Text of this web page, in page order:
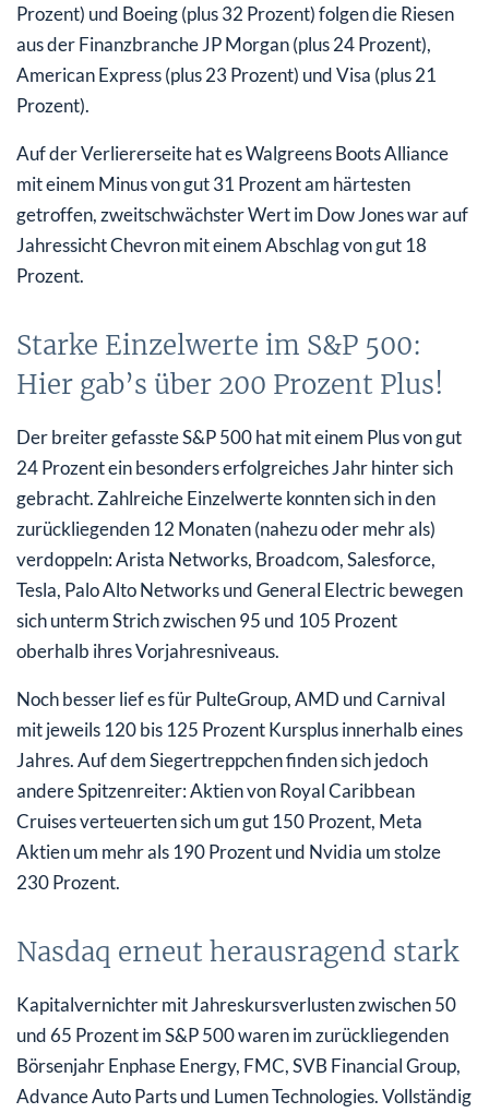
Prozent) und Boeing (plus 32 Prozent) folgen die Riesen
aus der Finanzbranche JP Morgan (plus 24 Prozent),
American Express (plus 23 Prozent) und Visa (plus 21
Prozent).
Auf der Verliererseite hat es Walgreens Boots Alliance
mit einem Minus von gut 31 Prozent am härtesten
getroffen, zweitschwächster Wert im Dow Jones war auf
Jahressicht Chevron mit einem Abschlag von gut 18
Prozent.
Starke Einzelwerte im S&P 500:
Hier gab’s über 200 Prozent Plus!
Der breiter gefasste S&P 500 hat mit einem Plus von gut
24 Prozent ein besonders erfolgreiches Jahr hinter sich
gebracht. Zahlreiche Einzelwerte konnten sich in den
zurückliegenden 12 Monaten (nahezu oder mehr als)
verdoppeln: Arista Networks, Broadcom, Salesforce,
Tesla, Palo Alto Networks und General Electric bewegen
sich unterm Strich zwischen 95 und 105 Prozent
oberhalb ihres Vorjahresniveaus.
Noch besser lief es für PulteGroup, AMD und Carnival
mit jeweils 120 bis 125 Prozent Kursplus innerhalb eines
Jahres. Auf dem Siegertreppchen finden sich jedoch
andere Spitzenreiter: Aktien von Royal Caribbean
Cruises verteuerten sich um gut 150 Prozent, Meta
Aktien um mehr als 190 Prozent und Nvidia um stolze
230 Prozent.
Nasdaq erneut herausragend stark
Kapitalvernichter mit Jahreskursverlusten zwischen 50
und 65 Prozent im S&P 500 waren im zurückliegenden
Börsenjahr Enphase Energy, FMC, SVB Financial Group,
Advance Auto Parts und Lumen Technologies. Vollständig